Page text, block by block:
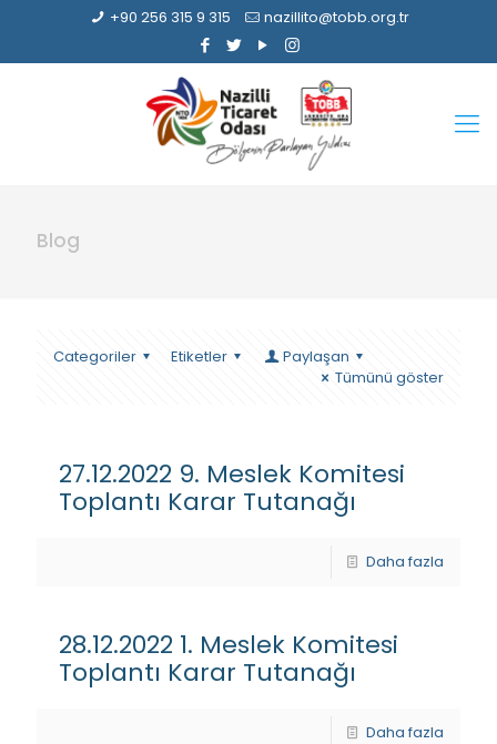
+90 256 315 9 315 nazillito@tobb.org.tr
Blog
Categoriler Etiketler
Paylaşan
Tümünü göster
27.12.2022 9. Meslek Komitesi
Toplantı Karar Tutanağı
Daha fazla
28.12.2022 1. Meslek Komitesi
Toplantı Karar Tutanağı
Daha fazla